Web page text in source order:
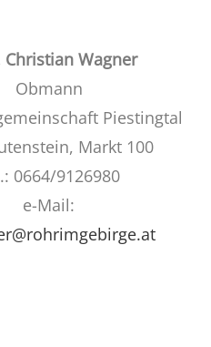
Christian Wagner
Obmann
Piestingtal
Markt 100
0664/9126980
e-Mail: